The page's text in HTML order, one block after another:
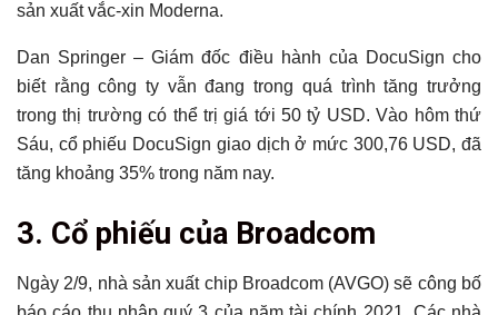
sản xuất vắc-xin Moderna.
Dan Springer – Giám đốc điều hành của DocuSign cho
biết rằng công ty vẫn đang trong quá trình tăng trưởng
trong thị trường có thể trị giá tới 50 tỷ USD. Vào hôm thứ
Sáu, cổ phiếu DocuSign giao dịch ở mức 300,76 USD, đã
tăng khoảng 35% trong năm nay.
3. Cổ phiếu của Broadcom
Ngày 2/9, nhà sản xuất chip Broadcom (AVGO) sẽ công bố